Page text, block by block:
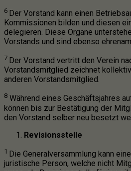
6 Der Vorstand kann einen
Kommissionen bilden und diesen
delegieren. Diese Organe
Vorstands und sind ebenso
7 Der Vorstand vertritt den Verein
Vorstandsmitglied zeichnet
anderen Vorstandsmitglied.
8 Während eines Geschäftsjahres
können bis zur Bestätigung der
den Vorstand selber neu besetzt
Revisionsstelle
1 Die Generalversammlung kann
juristische Person, welche nicht